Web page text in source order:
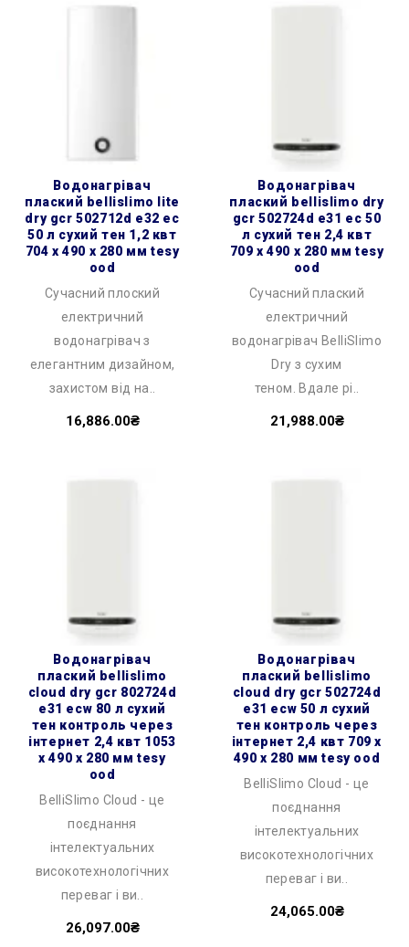
водонагрівач
плаский bellislimo lite
dry gcr 502712d e32 ec
50 л сухий тен 1,2 квт
704 x 490 x 280 мм tesy
ood
Сучасний плоский
електричний
водонагрівач з
елегантним дизайном,
захистом від на..
16,886.00₴
водонагрівач
плаский bellislimo dry
gcr 502724d e31 ec 50
л сухий тен 2,4 квт
709 x 490 x 280 мм tesy
ood
Сучасний плаский
електричний
водонагрівач BelliSlimo
Dry з сухим
теном. Вдале рі..
21,988.00₴
водонагрівач
плаский bellislimo
cloud dry gcr 802724d
e31 ecw 80 л сухий
тен контроль через
інтернет 2,4 квт 1053
x 490 x 280 мм tesy
ood
BelliSlimo Cloud - це
поєднання
інтелектуальних
високотехнологічних
переваг і ви..
26,097.00₴
водонагрівач
плаский bellislimo
cloud dry gcr 502724d
e31 ecw 50 л сухий
тен контроль через
інтернет 2,4 квт 709 x
490 x 280 мм tesy ood
BelliSlimo Cloud - це
поєднання
інтелектуальних
високотехнологічних
переваг і ви..
24,065.00₴